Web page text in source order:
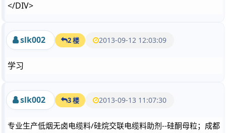
</DIV>
slk002 2 楼 2013-09-12 12:03:09
学习
slk002 3 楼 2013-09-13 11:07:30
专业生产低烟无卤电缆料/硅烷交联电缆料助剂--硅酮母粒；成都